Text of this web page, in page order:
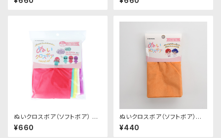
清原株式会社
｜清原株式会社
ぬいクロスボア（ソフトボア） ア
ソートセット（ビビッドカラー）｜
清原株式会社
¥660
ぬいクロスボア（ソフトボア）カッ
トクロス（アプリコット）｜清原株
式会社
¥440